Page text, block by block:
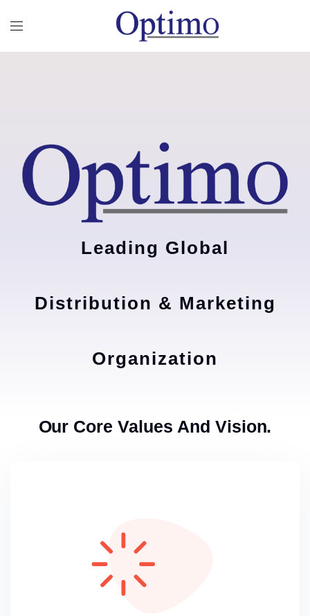
Leading Global
Distribution & Marketing
Organization
Our Core Values And Vision.